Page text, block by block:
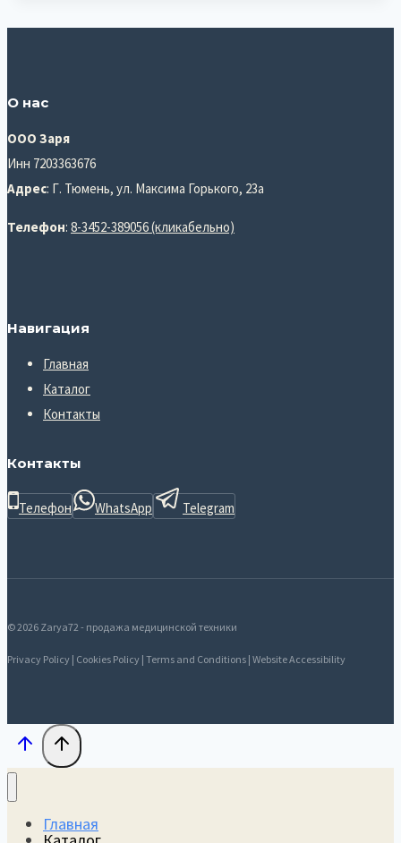
О нас
ООО Заря
Инн 7203363676
Адрес: Г. Тюмень, ул. Максима Горького, 23а
Телефон: 8-3452-389056 (кликабельно)
Навигация
Главная
Каталог
Контакты
Контакты
Телефон WhatsApp Telegram
© 2026 Zarya72 - продажа медицинской техники
Privacy Policy | Cookies Policy | Terms and Conditions | Website Accessibility
Главная